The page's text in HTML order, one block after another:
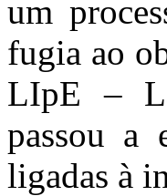
um
fugia ao
LIpE –
passou a
ligadas à